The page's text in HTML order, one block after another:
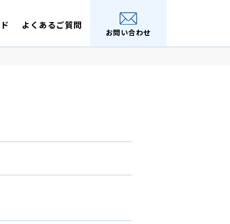
よくあるご質問
お問い合わせ